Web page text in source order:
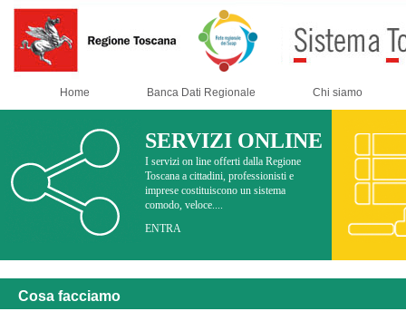
Home Banca Dati Regionale Chi siamo
SERVIZI ONLINE
I servizi on line offerti dalla Regione
Toscana a cittadini, professionisti e
imprese costituiscono un sistema
comodo, veloce....
ENTRA
Cosa facciamo